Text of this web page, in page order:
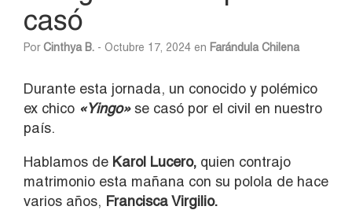
casó
PorCinthya B. - Octubre 17, 2024 en Farándula Chilena
Durante esta jornada, un conocido y polémico
ex chico «Yingo» se casó por el civil en nuestro
país.
Hablamos de Karol Lucero, quien contrajo
matrimonio esta mañana con su polola de hace
varios años, Francisca Virgilio.